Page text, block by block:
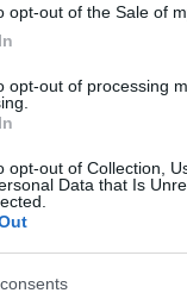
opt-out of the Sale of
opt-out of processing
opt-out of Collection,
Data that Is